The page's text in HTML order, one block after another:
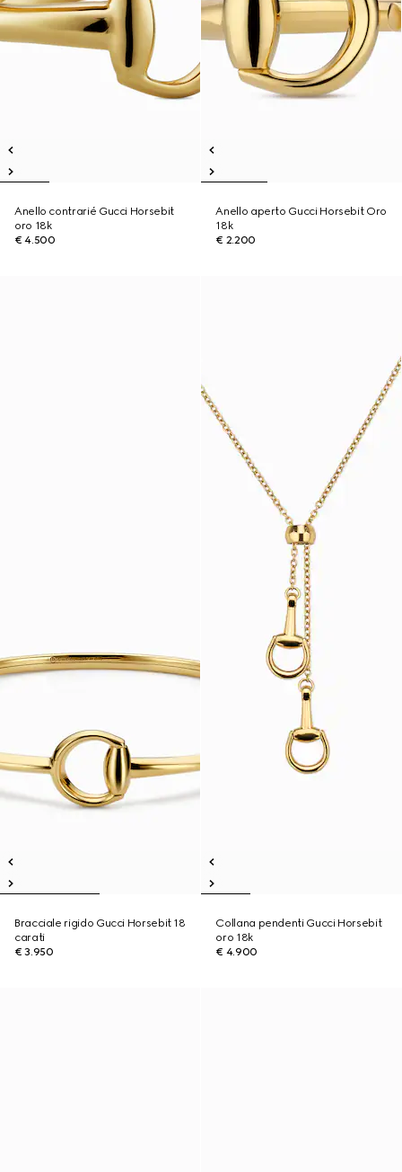
Anello contrarié Gucci Horsebit
oro 18k
€ 4.500
Anello aperto Gucci Horsebit Oro
18k
€ 2.200
Bracciale rigido Gucci Horsebit 18
carati
€ 3.950
Collana pendenti Gucci Horsebit
oro 18k
€ 4.900